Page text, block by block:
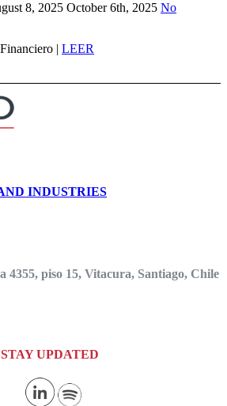
8, 2025 October 6th, 2025 No
| LEER
INDUSTRIES
4355, piso 15, Vitacura, Santiago, Chile
STAY UPDATED